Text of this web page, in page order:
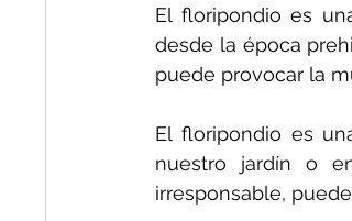
El floripondio es
desde la época
puede provocar la
El floripondio es
nuestro jardín o
irresponsable,